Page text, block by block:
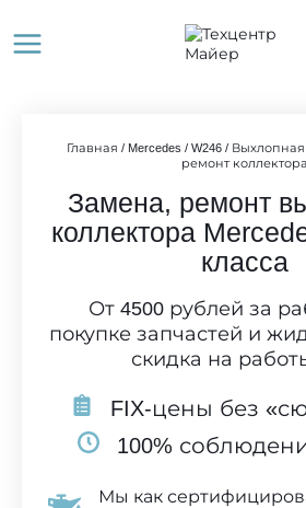
содержимому
Главная / Mercedes / W246 / Выхлопная
ремонт коллектора
Замена, ремонт
коллектора
класса
От 4500 рублей за
покупке запчастей и
скидка на
FIX-цены без
100%
Мы как